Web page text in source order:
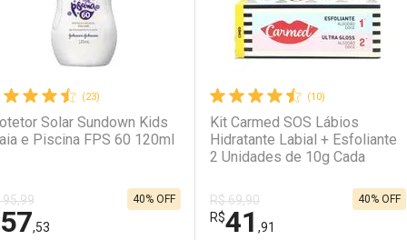
Ativar Desconto Ativar Desconto
(23)
Solar Sundown Kids
e Piscina FPS 60 120ml
95,99
57,53
40% OFF
(10)
Kit Carmed SOS Lábios
Hidratante Labial + Esfoliante
2 Unidades de 10g Cada
R$ 69,90
R$41 ,91
40% OFF